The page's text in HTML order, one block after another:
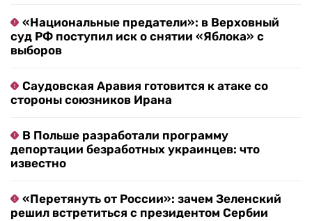
«Национальные предатели»: в Верховный
суд РФ поступил иск о снятии «Яблока» с
выборов
Саудовская Аравия готовится к атаке со
стороны союзников Ирана
В Польше разработали программу
депортации безработных украинцев: что
известно
«Перетянуть от России»: зачем Зеленский
решил встретиться с президентом Сербии